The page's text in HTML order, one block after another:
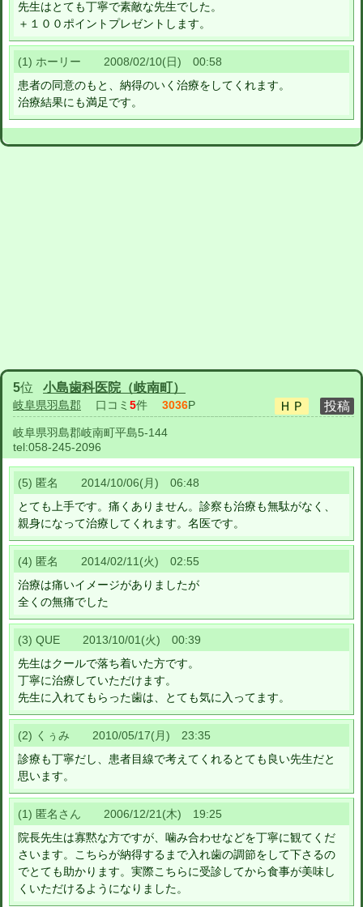
先生はとても丁寧で素敵な先生でした。
＋１００ポイントプレゼントします。
(1) ホーリー 2008/02/10(日) 00:58
患者の同意のもと、納得のいく治療をしてくれます。
治療結果にも満足です。
5位 小島歯科医院（岐南町）
岐阜県羽島郡 口コミ 5件 3036P
岐阜県羽島郡岐南町平島5-144
tel:058-245-2096
(5) 匿名 2014/10/06(月) 06:48
とても上手です。痛くありません。診察も治療も無駄がなく、
親身になって治療してくれます。名医です。
(4) 匿名 2014/02/11(火) 02:55
治療は痛いイメージがありましたが
全くの無痛でした
(3) QUE 2013/10/01(火) 00:39
先生はクールで落ち着いた方です。
丁寧に治療していただけます。
先生に入れてもらった歯は、とても気に入ってます。
(2) くぅみ 2010/05/17(月) 23:35
診療も丁寧だし、患者目線で考えてくれるとても良い先生だと
思います。
(1) 匿名さん 2006/12/21(木) 19:25
院長先生は寡黙な方ですが、噛み合わせなどを丁寧に観てくだ
さいます。こちらが納得するまで入れ歯の調節をして下さるの
でとても助かります。実際こちらに受診してから食事が美味し
くいただけるようになりました。